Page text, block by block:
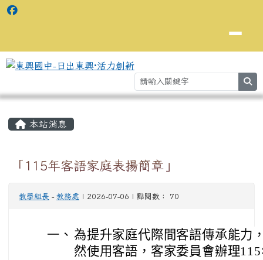
本站消息
「115年客語家庭表揚簡章」
教學組長 - 教務處 | 2026-07-06 | 點閱數： 70
一、 為提升家庭代際間客語傳承能力
然使用客語，客家委員會辦理